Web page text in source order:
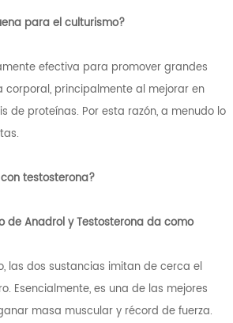
para el culturismo?
efectiva para promover grandes
principalmente al mejorar en
de proteínas. Por esta razón, a menudo lo
testosterona?
de Anadrol y Testosterona da como
las dos sustancias imitan de cerca el
Esencialmente, es una de las mejores
masa muscular y récord de fuerza.